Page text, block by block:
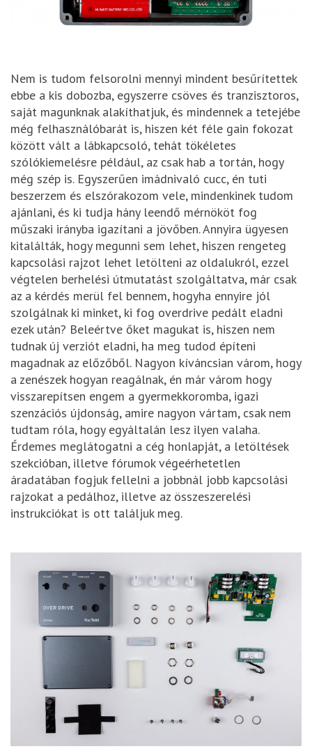
Nem is tudom felsorolni mennyi mindent besűrítettek
ebbe a kis dobozba, egyszerre csöves és tranzisztoros,
saját magunknak alakíthatjuk, és mindennek a tetejébe
még felhasználóbarát is, hiszen két féle gain fokozat
között vált a lábkapcsoló, tehát tökéletes
szólókiemelésre például, az csak hab a tortán, hogy
még szép is. Egyszerűen imádnivaló cucc, én tuti
beszerzem és elszórakozom vele, mindenkinek tudom
ajánlani, és ki tudja hány leendő mérnököt fog
műszaki irányba igazítani a jövőben. Annyira ügyesen
kitalálták, hogy megunni sem lehet, hiszen rengeteg
kapcsolási rajzot lehet letölteni az oldalukról, ezzel
végtelen berhelési útmutatást szolgáltatva, már csak
az a kérdés merül fel bennem, hogyha ennyire jól
szolgálnak ki minket, ki fog overdrive pedált eladni
ezek után? Beleértve őket magukat is, hiszen nem
tudnak új verziót eladni, ha meg tudod építeni
magadnak az előzőből. Nagyon kíváncsian várom, hogy
a zenészek hogyan reagálnak, én már várom hogy
visszarepítsen engem a gyermekkoromba, igazi
szenzációs újdonság, amire nagyon vártam, csak nem
tudtam róla, hogy egyáltalán lesz ilyen valaha.
Érdemes meglátogatni a cég honlapját, a letöltések
szekcióban, illetve fórumok végeérhetetlen
áradatában fogjuk fellelni a jobbnál jobb kapcsolási
rajzokat a pedálhoz, illetve az összeszerelési
instrukciókat is ott találjuk meg.